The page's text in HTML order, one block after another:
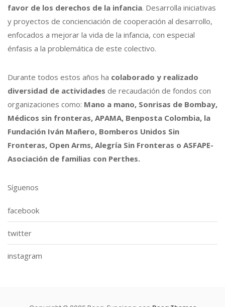
favor de los derechos de la infancia. Desarrolla iniciativas
y proyectos de concienciación de cooperación al desarrollo,
enfocados a mejorar la vida de la infancia, con especial
énfasis a la problemática de este colectivo.
Durante todos estos años ha colaborado y realizado
diversidad de actividades de recaudación de fondos con
organizaciones como: Mano a mano, Sonrisas de Bombay,
Médicos sin fronteras, APAMA, Benposta Colombia, la
Fundación Iván Mañero, Bomberos Unidos Sin
Fronteras, Open Arms, Alegría Sin Fronteras o ASFAPE-
Asociación de familias con Perthes.
Síguenos
facebook
twitter
instagram